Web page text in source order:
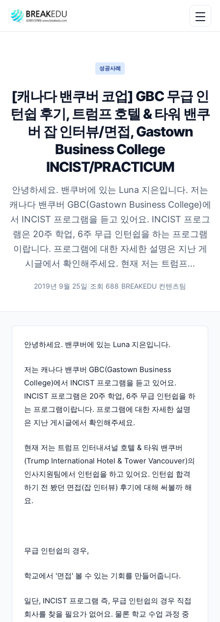
성공사례
[캐나다 밴쿠버 코업] GBC 무급 인
턴쉽 후기, 트럼프 호텔 & 타워 밴쿠
버 잡 인터뷰/면접, Gastown
Business College
INCIST/PRACTICUM
안녕하세요. 밴쿠버에 있는 Luna 지은입니다. 저는
캐나다 밴쿠버 GBC(Gastown Business College)에
서 INCIST 프로그램을 듣고 있어요. INCIST 프로그
램은 20주 학업, 6주 무급 인턴쉽을 하는 프로그램
이랍니다. 프로그램에 대한 자세한 설명은 지난 게
시글에서 확인해주세요. 현재 저는 트럼프...
2019년 9월 25일 조회 688 BREAKEDU 컨텐츠팀
안녕하세요. 밴쿠버에 있는 Luna 지은입니다.
저는 캐나다 밴쿠버 GBC(Gastown Business
College)에서 INCIST 프로그램을 듣고 있어요.
INCIST 프로그램은 20주 학업, 6주 무급 인턴쉽을 하
는 프로그램이랍니다. 프로그램에 대한 자세한 설명
은 지난 게시글에서 확인해주세요.
현재 저는 트럼프 인터내셔널 호텔 & 타워 밴쿠버
(Trump International Hotel & Tower Vancouver)의
인사지원팀에서 인턴쉽을 하고 있어요. 인턴쉽 합격
하기 전 봤던 면접(잡 인터뷰) 후기에 대해 써볼까 해
요.
무급 인턴쉽의 경우,
학교에서 '면접' 볼 수 있는 기회를 만들어줍니다.
일단, INCIST 프로그램 즉, 무급 인턴쉽의 경우 직접
회사를 찾을 필요가 없어요. 물론 학교 수업 과정 중